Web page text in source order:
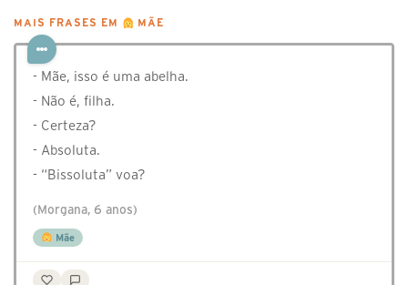
MAIS FRASES EM MÃE
- Mãe, isso é uma abelha.
- Não é, filha.
- Certeza?
- Absoluta.
- “Bissoluta” voa?
(Morgana, 6 anos)
Mãe